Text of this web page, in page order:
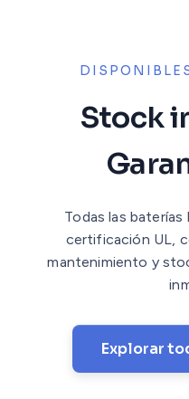
Stock
Todas las
certificación UL,
mantenimiento y
Explorar